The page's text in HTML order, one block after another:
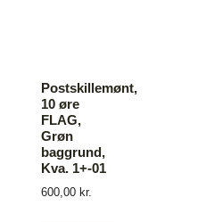
Postskillemønt,
10 øre
FLAG,
Grøn
baggrund,
Kva. 1+-01
600,00 kr.